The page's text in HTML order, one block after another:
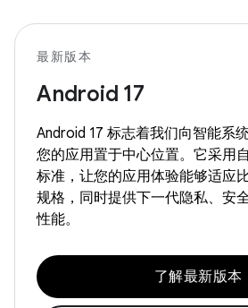
最新版本
Android 17
Android 17 标志着我们向智能系
您的应用置于中心位置。它采用
标准，让您的应用体验能够适应
规格，同时提供下一代隐私、安
性能。
了解最新版本